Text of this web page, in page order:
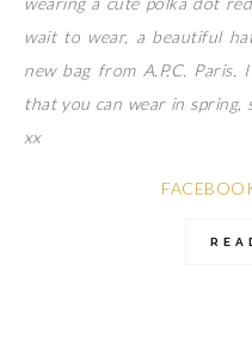
wait to wear, a beautiful
new bag from A.P.C.
that you can wear in spring,
xx